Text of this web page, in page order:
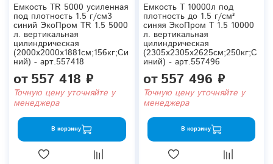
Емкость TR 5000 усиленная
под плотность 1.5 г/см3
синий ЭкоПром TR 1.5 5000
л. вертикальная
цилиндрическая
(2000x2000x1881см;156кг;Си
ний) - арт.557418
от557 418 ₽
Точную цену уточняйте у
менеджера
В корзину
Емкость T 10000л под
плотность до 1.5 г/см³
синяя ЭкоПром T 1.5 10000
л. вертикальная
цилиндрическая
(2305x2305x2625см;250кг;С
иний) - арт.557496
от557 496 ₽
Точную цену уточняйте у
менеджера
В корзину